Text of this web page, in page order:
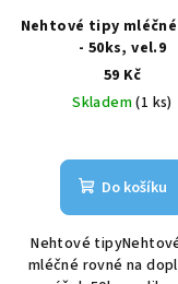
Nehtové tipy
- 50ks, vel.9
59 Kč
Skladem(1 ks)
Do košíku
Nehtové
mléčné rovné na